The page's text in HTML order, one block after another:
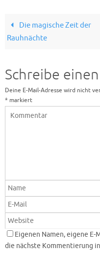
Die magische Zeit der
Rauhnächte
Schreibe
Deine E-Mail-Adresse wird nicht
* markiert
Eigenen Namen, eigene
die nächste Kommentierung